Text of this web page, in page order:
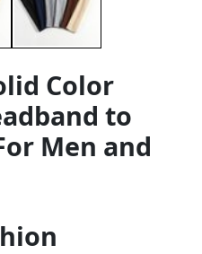
Color
to
Men and